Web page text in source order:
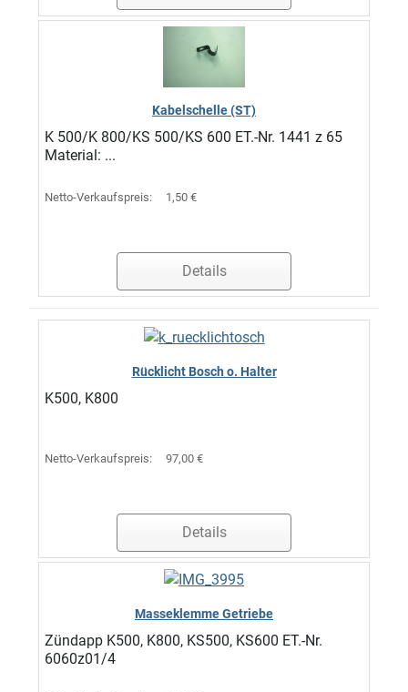
Kabelschelle (ST)
K 500/K 800/KS 500/KS 600 ET.-Nr. 1441 z 65
Material: ...
Netto-Verkaufspreis: 1,50 €
Details
Rücklicht Bosch o. Halter
K500, K800
Netto-Verkaufspreis: 97,00 €
Details
Masseklemme Getriebe
Zündapp K500, K800, KS500, KS600 ET.-Nr.
6060z01/4